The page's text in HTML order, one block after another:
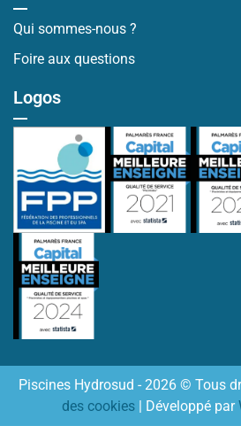
Qui sommes-nous ?
Foire aux questions
Logos
Piscines Hydrosud - 2026 © Tous
des cookies | Développé par